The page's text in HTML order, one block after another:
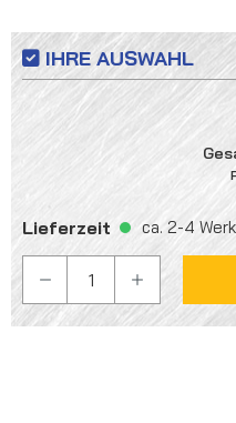
IHRE AUSWAHL
Lieferzeit ca. 2-4
PRODUKT ANZAHL: